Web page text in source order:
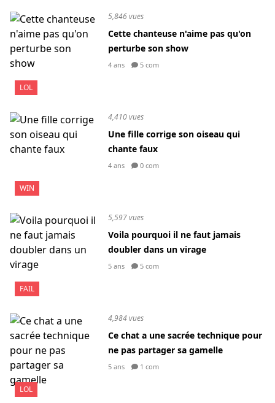
LOL
5,846 vues
Cette chanteuse n'aime pas qu'on
perturbe son show
4 ans 5 com
WIN
4,410 vues
Une fille corrige son oiseau qui
chante faux
4 ans 0 com
FAIL
5,597 vues
Voila pourquoi il ne faut jamais
doubler dans un virage
5 ans 5 com
LOL
4,984 vues
Ce chat a une sacrée technique pour
ne pas partager sa gamelle
5 ans 1 com